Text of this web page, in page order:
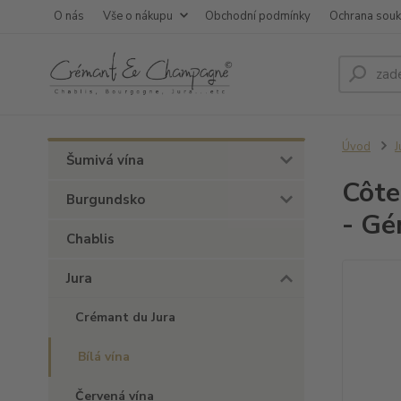
O nás Vše o nákupu Obchodní podmínky Ochrana
Šumivá vína
Burgundsko
Chablis
Jura
Crémant du Jura
Bílá vína
Červená vína
Úvod
-